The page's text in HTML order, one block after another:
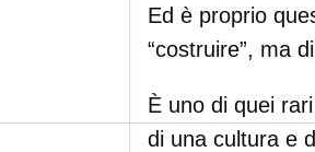
Ed è proprio
“costruire”, ma
È uno di quei
di una cultura e